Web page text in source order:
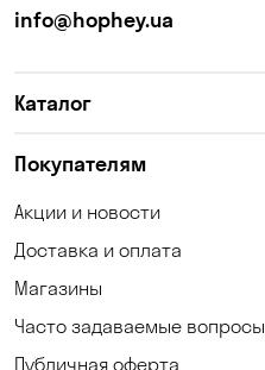
info@hophey.ua
Каталог
Покупателям
Акции и новости
Доставка и оплата
Магазины
Часто задаваемые вопросы
Публичная оферта